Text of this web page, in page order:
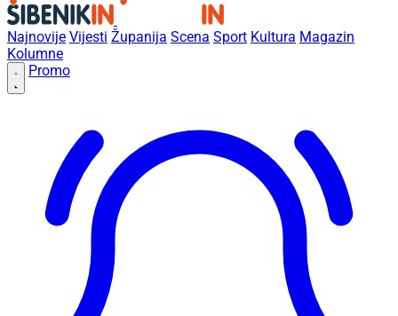
Najnovije Vijesti Županija Scena Sport Kultura Magazin
Kolumne
Promo